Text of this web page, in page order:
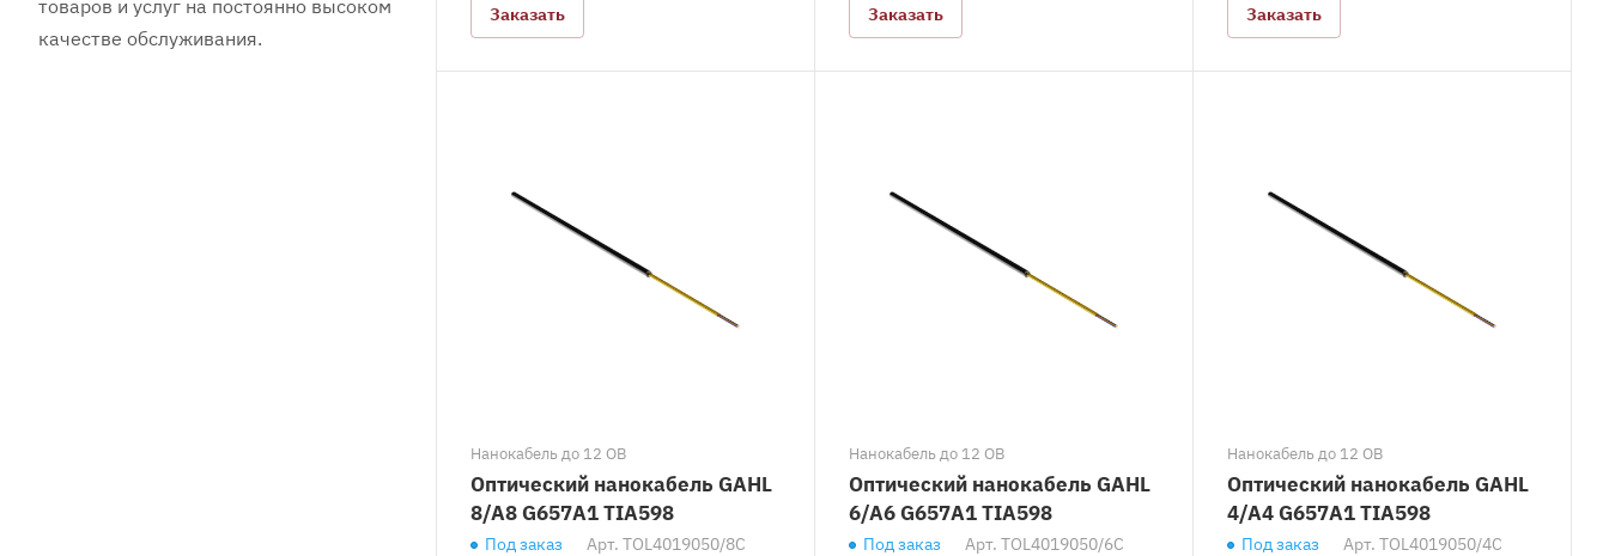
Заказать Заказать Заказать
Нанокабель до 12 ОВ
Оптический нанокабель GAHL
8/A8 G657A1 TIA598
Под заказ Арт. TOL4019050/8C
Нанокабель до 12 ОВ
Оптический нанокабель GAHL
6/A6 G657A1 TIA598
Под заказ Арт. TOL4019050/6C
Нанокабель до 12 ОВ
Оптический нанокабель GAHL
4/A4 G657A1 TIA598
Под заказ Арт. TOL4019050/4C
товаров и услуг на постоянно высоком
качестве обслуживания.